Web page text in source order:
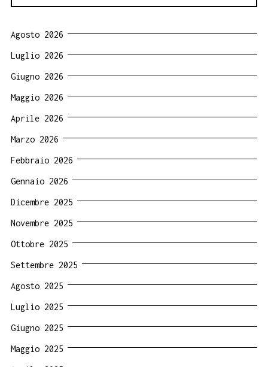
Agosto 2026
Luglio 2026
Giugno 2026
Maggio 2026
Aprile 2026
Marzo 2026
Febbraio 2026
Gennaio 2026
Dicembre 2025
Novembre 2025
Ottobre 2025
Settembre 2025
Agosto 2025
Luglio 2025
Giugno 2025
Maggio 2025